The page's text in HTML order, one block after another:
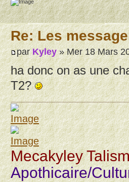
Re: Les
parKyley» Mer 18 Mars
ha donc on as une
T2?
Mecakyley
Apothicaire/